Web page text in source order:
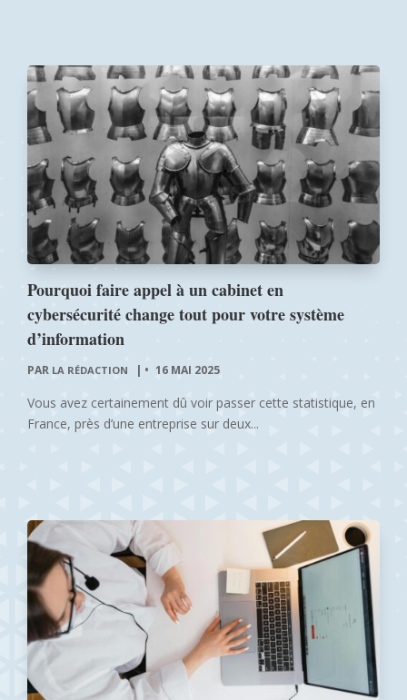
Pourquoi faire appel à un cabinet en
cybersécurité change tout pour votre système
d’information
PAR LA RÉDACTION | 16 MAI 2025
Vous avez certainement dû voir passer cette statistique, en
France, près d’une entreprise sur deux...